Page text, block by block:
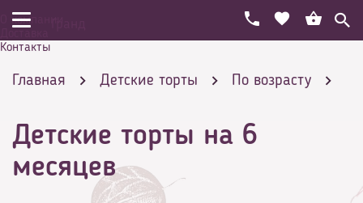
О компании
Контакты
Главная Детские торты По возрасту
Детские торты на 6 месяцев
Детские торты на 6
месяцев